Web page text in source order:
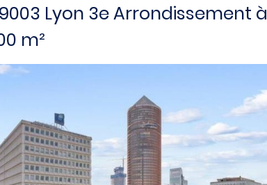
Lyon 3e Arrondissement
m²